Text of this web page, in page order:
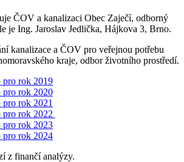
ČOV a kanalizaci Obec Zaječí, odborný
je Ing. Jaroslav Jedlička, Hájkova 3, Brno.
kanalizace a ČOV pro veřejnou potřebu
kraje, odbor životního prostředí.
pro rok 2019
pro rok 2020
pro rok 2021
pro rok 2022
pro rok 2023
pro rok 2024
z finančí analýzy.